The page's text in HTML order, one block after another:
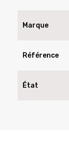
Marque
Référence
État